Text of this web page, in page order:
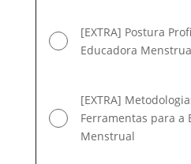
[EXTRA] Postura
Educadora
[EXTRA]
Ferramentas para a
Menstrual